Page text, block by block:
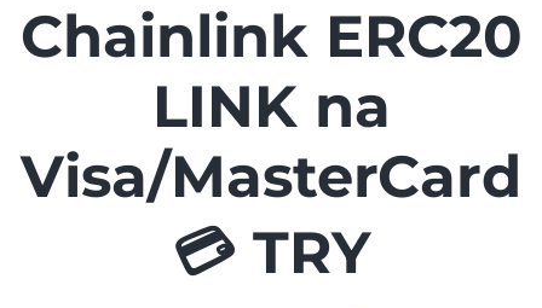
Chainlink ERC20
LINK na
Visa/MasterCard
💳 TRY